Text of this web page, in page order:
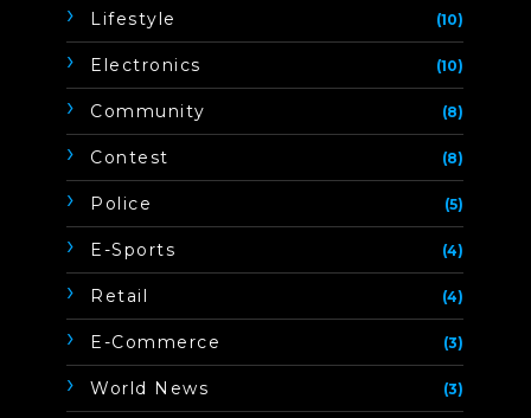
Lifestyle (10)
Electronics (10)
Community (8)
Contest (8)
Police (5)
E-Sports (4)
Retail (4)
E-Commerce (3)
World News (3)